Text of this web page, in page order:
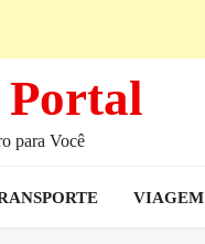
Portal
para Você
VIAGEM